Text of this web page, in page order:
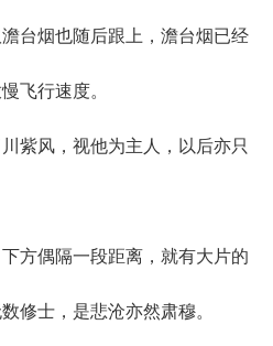
烟也随后跟上，澹台烟已经
飞行速度。
风，视他为主人，以后亦只
偶隔一段距离，就有大片的
修士，是悲沧亦然肃穆。